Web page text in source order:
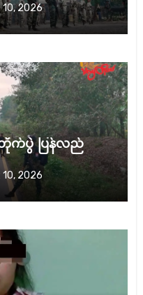
10, 2026
တိုက်ပွဲ ပြန်လည်
2026